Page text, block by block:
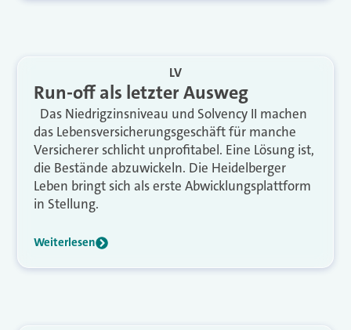
LV
Run-off als letzter Ausweg
Das Niedrigzinsniveau und Solvency II machen
das Lebensversicherungsgeschäft für manche
Versicherer schlicht unprofitabel. Eine Lösung ist,
die Bestände abzuwickeln. Die Heidelberger
Leben bringt sich als erste Abwicklungsplattform
in Stellung.
Weiterlesen